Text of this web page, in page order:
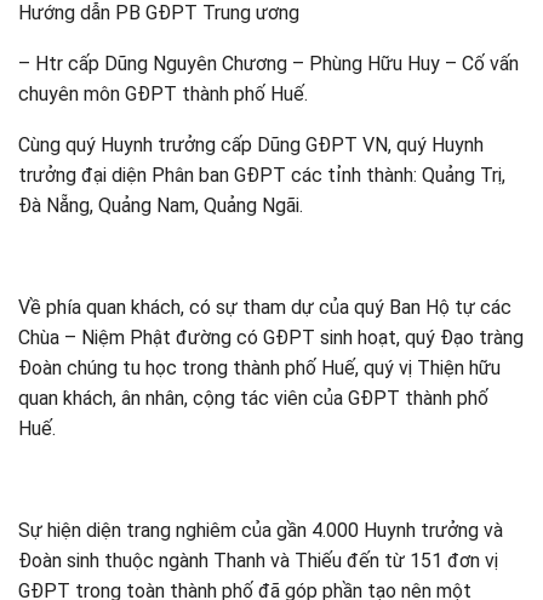
Hướng dẫn PB GĐPT Trung ương
– Htr cấp Dũng Nguyên Chương – Phùng Hữu Huy – Cố vấn
chuyên môn GĐPT thành phố Huế.
Cùng quý Huynh trưởng cấp Dũng GĐPT VN, quý Huynh
trưởng đại diện Phân ban GĐPT các tỉnh thành: Quảng Trị,
Đà Nẵng, Quảng Nam, Quảng Ngãi.
Về phía quan khách, có sự tham dự của quý Ban Hộ tự các
Chùa – Niệm Phật đường có GĐPT sinh hoạt, quý Đạo tràng
Đoàn chúng tu học trong thành phố Huế, quý vị Thiện hữu
quan khách, ân nhân, cộng tác viên của GĐPT thành phố
Huế.
Sự hiện diện trang nghiêm của gần 4.000 Huynh trưởng và
Đoàn sinh thuộc ngành Thanh và Thiếu đến từ 151 đơn vị
GĐPT trong toàn thành phố đã góp phần tạo nên một